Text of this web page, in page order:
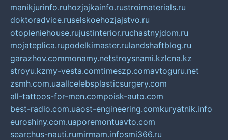
manikjurinfo.ruhozjajkainfo.rustroimaterials.ru
doktoradvice.ruselskoehozjajstvo.ru
otopleniehouse.rujustinterior.ruchastnyjdom.ru
mojateplica.rupodelkimaster.rulandshaftblog.ru
garazhov.commonamy.netstroysnami.kzlcna.kz
stroyu.kzmy-vesta.comtimeszp.comavtoguru.net
zsmh.com.uaallcelebsplasticsurgery.com
all-tattoos-for-men.compoisk-auto.com
best-radio.com.uaost-engineering.comkuryatnik.info
euroshiny.com.uaporemontuavto.com
searchus-nauti.rumirmam.infosmi366.ru